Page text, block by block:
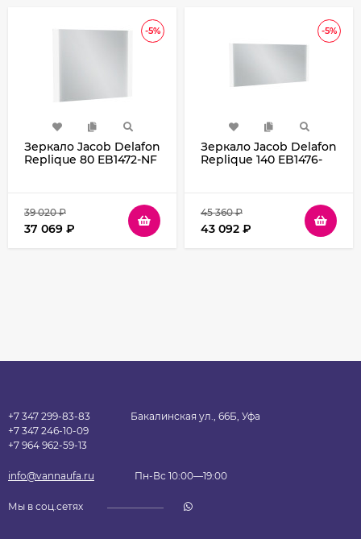
-5%
Зеркало Jacob Delafon
Replique 80 EB1472-NF
функцией антипар
39 020₽
37 069 ₽
-5%
Зеркало Jacob Delafon
Replique 140 EB1476-
функцией антипар
45 360₽
43 092 ₽
+7 347 299-83-83
+7 347 246-10-09
+7 964 962-59-13
Бакалинская ул., 66Б, Уфа
info@vannaufa.ru Пн-Вс 10:00—19:00
Мы в соц.сетях